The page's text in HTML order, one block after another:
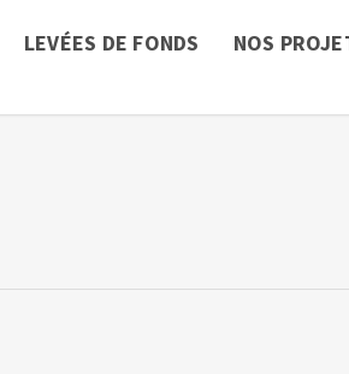
LEVÉES DE FONDS NOS